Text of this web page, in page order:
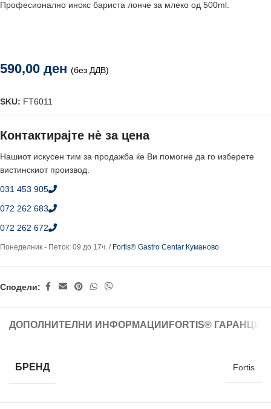
Професионално инокс бариста лонче за млеко од 500ml.
590,00 ден (без ДДВ)
SKU: FT6011
Контактирајте нè за цена
Нашиот искусен тим за продажба ќе Ви помогне да го изберете
вистинскиот производ.
031 453 905
072 262 683
072 262 672
Понеделник - Петок: 09 до 17ч. / Fortis® Gastro Centar Куманово
Сподели:
ДОПОЛНИТЕЛНИ ИНФОРМАЦИИ FORTIS®
БРЕНД Fortis